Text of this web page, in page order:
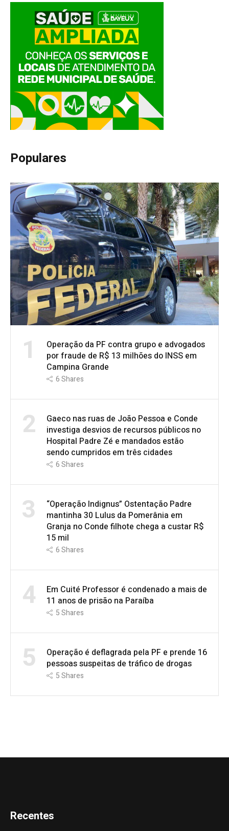
Populares
1
Operação da PF contra grupo e advogados
por fraude de R$ 13 milhões do INSS em
Campina Grande
6Shares
2
Gaeco nas ruas de João Pessoa e Conde
investiga desvios de recursos públicos no
Hospital Padre Zé e mandados estão
sendo cumpridos em três cidades
6Shares
3
“Operação Indignus” Ostentação Padre
mantinha 30 Lulus da Pomerânia em
Granja no Conde filhote chega a custar R$
15 mil
6Shares
4
Em Cuité Professor é condenado a mais de
11 anos de prisão na Paraíba
5Shares
5
Operação é deflagrada pela PF e prende 16
pessoas suspeitas de tráfico de drogas
5Shares
Recentes